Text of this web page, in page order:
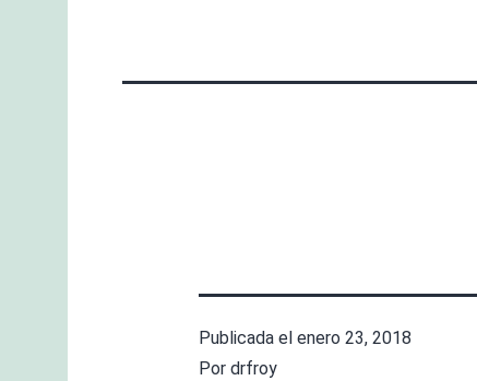
Publicada el enero 23, 2018
Por drfroy